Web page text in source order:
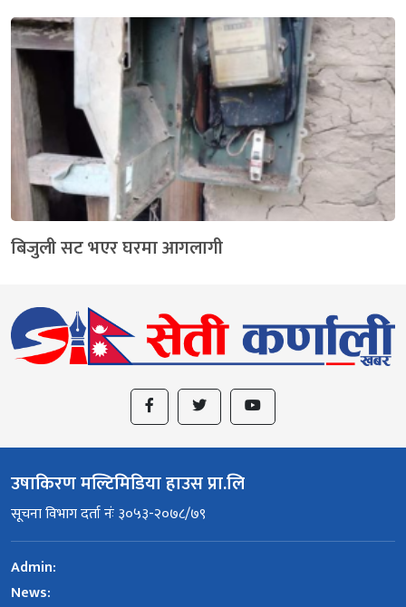
बिजुली सट भएर घरमा आगलागी
उषाकिरण मल्टिमिडिया हाउस प्रा.लि
सूचना विभाग दर्ता नंः ३०५३-२०७८/७९
Admin:
News: